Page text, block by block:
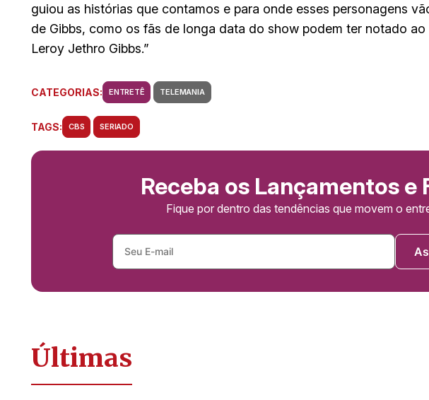
guiou as histórias que contamos e para onde esses personagens
de Gibbs, como os fãs de longa data do show podem ter notado
Leroy Jethro Gibbs.”
CATEGORIAS: ENTRETÊ TELEMANIA
TAGS: CBS SERIADO
Receba os Lançamentos e
Fique por dentro das tendências que movem o
Últimas